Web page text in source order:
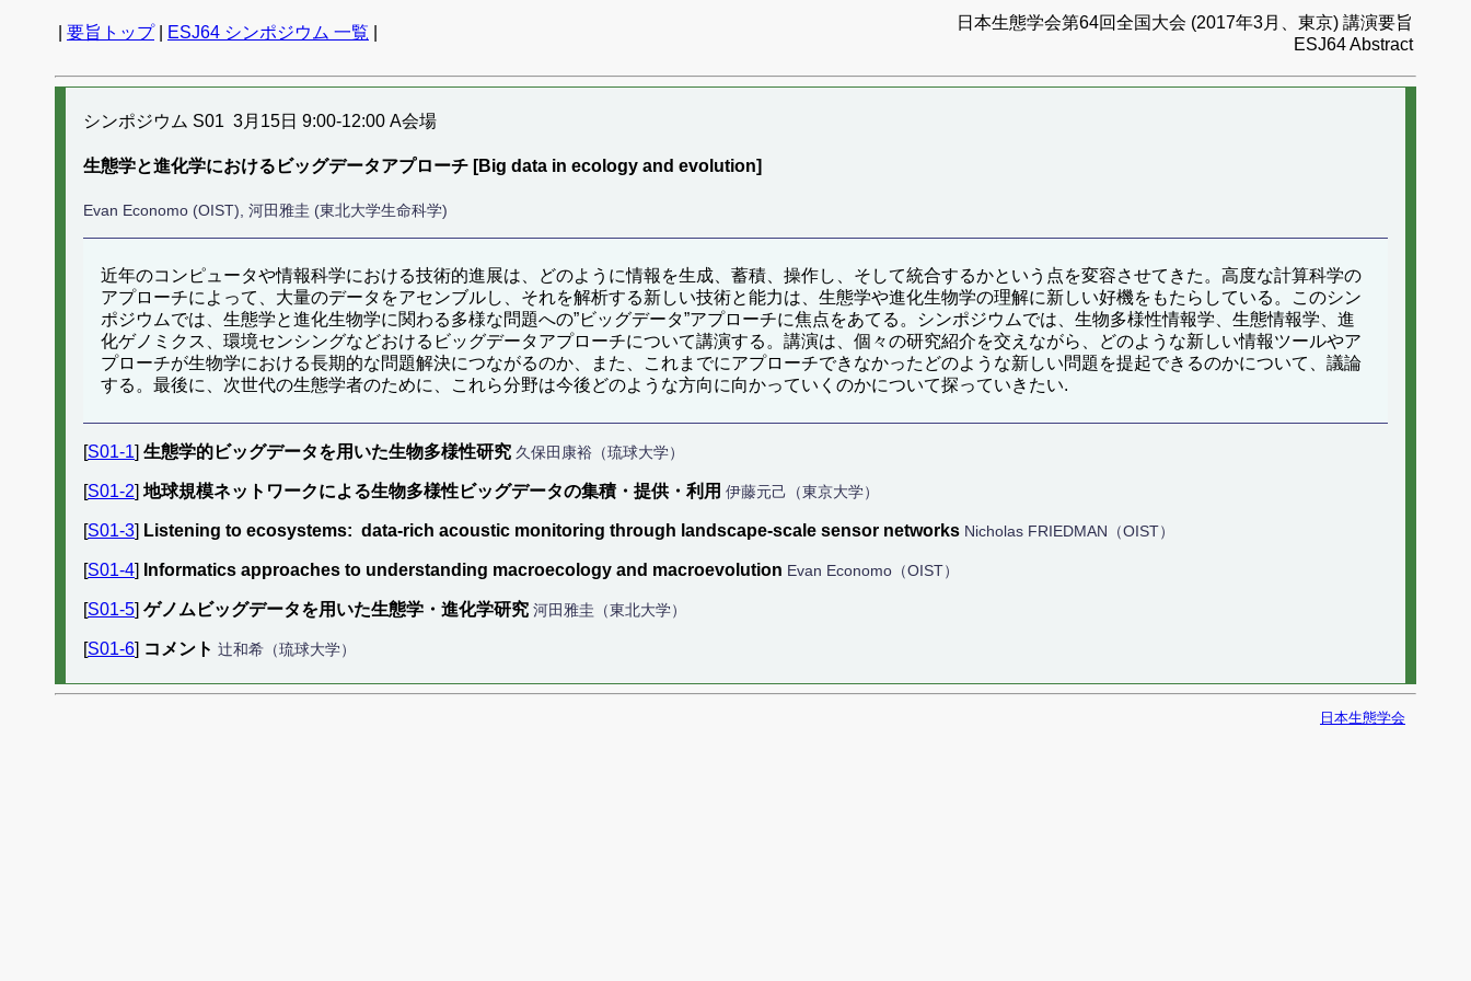
要旨トップ| ESJ64 シンポジウム 一覧
日本生態学会第64回全国大会 (2017年3月、東京) 講演要旨
ESJ64 Abstract
シンポジウム S01 3月15日 9:00-12:00 A会場
生態学と進化学におけるビッグデータアプローチ [Big data in ecology and evolution]
Evan Economo (OIST), 河田雅圭 (東北大学生命科学)
近年のコンピュータや情報科学における技術的進展は、どのように情報を生成、蓄積、操作し、そして統合するかという点を変容させてきた。高度な計算科学の
アプローチによって、大量のデータをアセンブルし、それを解析する新しい技術と能力は、生態学や進化生物学の理解に新しい好機をもたらしている。このシン
ポジウムでは、生態学と進化生物学に関わる多様な問題への”ビッグデータ”アプローチに焦点をあてる。シンポジウムでは、生物多様性情報学、生態情報学、進
化ゲノミクス、環境センシングなどおけるビッグデータアプローチについて講演する。講演は、個々の研究紹介を交えながら、どのような新しい情報ツールやア
プローチが生物学における長期的な問題解決につながるのか、また、これまでにアプローチできなかったどのような新しい問題を提起できるのかについて、議論
する。最後に、次世代の生態学者のために、これら分野は今後どのような方向に向かっていくのかについて探っていきたい.
[S01-1] 生態学的ビッグデータを用いた生物多様性研究 久保田康裕（琉球大学）
[S01-2] 地球規模ネットワークによる生物多様性ビッグデータの集積・提供・利用 伊藤元己（東京大学）
[S01-3] Listening to ecosystems: data-rich acoustic monitoring through landscape-scale sensor networks Nicholas FRIEDMAN（OIST）
[S01-4] Informatics approaches to understanding macroecology and macroevolution Evan Economo（OIST）
[S01-5] ゲノムビッグデータを用いた生態学・進化学研究 河田雅圭（東北大学）
[S01-6] コメント 辻和希（琉球大学）
日本生態学会